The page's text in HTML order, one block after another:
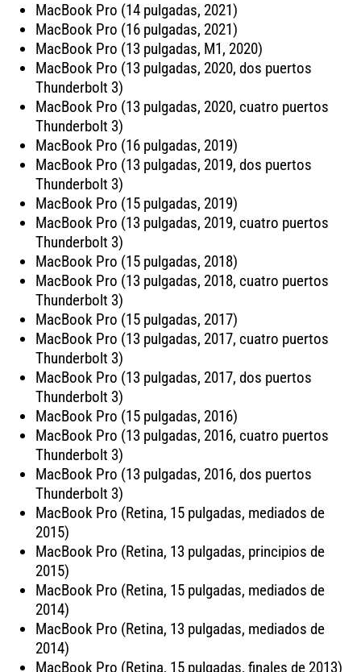
MacBook Pro (14 pulgadas, 2021)
MacBook Pro (16 pulgadas, 2021)
MacBook Pro (13 pulgadas, M1, 2020)
MacBook Pro (13 pulgadas, 2020, dos puertos
Thunderbolt 3)
MacBook Pro (13 pulgadas, 2020, cuatro puertos
Thunderbolt 3)
MacBook Pro (16 pulgadas, 2019)
MacBook Pro (13 pulgadas, 2019, dos puertos
Thunderbolt 3)
MacBook Pro (15 pulgadas, 2019)
MacBook Pro (13 pulgadas, 2019, cuatro puertos
Thunderbolt 3)
MacBook Pro (15 pulgadas, 2018)
MacBook Pro (13 pulgadas, 2018, cuatro puertos
Thunderbolt 3)
MacBook Pro (15 pulgadas, 2017)
MacBook Pro (13 pulgadas, 2017, cuatro puertos
Thunderbolt 3)
MacBook Pro (13 pulgadas, 2017, dos puertos
Thunderbolt 3)
MacBook Pro (15 pulgadas, 2016)
MacBook Pro (13 pulgadas, 2016, cuatro puertos
Thunderbolt 3)
MacBook Pro (13 pulgadas, 2016, dos puertos
Thunderbolt 3)
MacBook Pro (Retina, 15 pulgadas, mediados de
2015)
MacBook Pro (Retina, 13 pulgadas, principios de
2015)
MacBook Pro (Retina, 15 pulgadas, mediados de
2014)
MacBook Pro (Retina, 13 pulgadas, mediados de
2014)
MacBook Pro (Retina, 15 pulgadas, finales de 2013)